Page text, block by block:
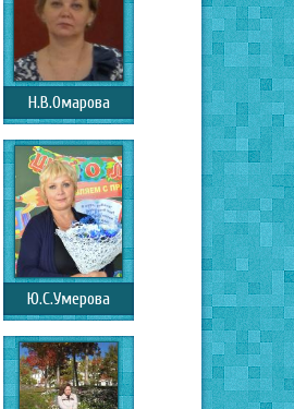
Н.В.Омарова
Ю.С.Умерова